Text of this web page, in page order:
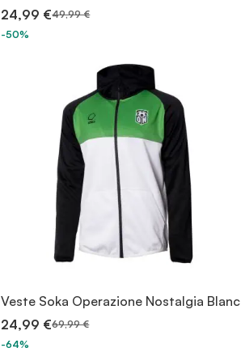
24,99 €49,99 €
-50%
Veste Soka Operazione Nostalgia Blanc
24,99 €69,99 €
-64%